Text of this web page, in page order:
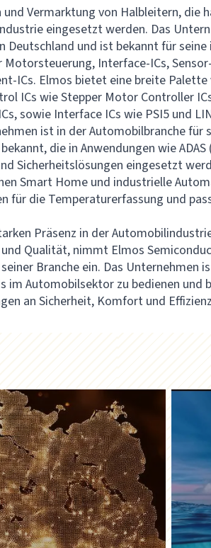
Vermarktung von Halbleitern, die
eingesetzt werden. Das
Deutschland und ist bekannt für
Motorsteuerung, Interface-ICs,
ICs. Elmos bietet eine breite
ICs wie Stepper Motor Controller
sowie Interface ICs wie PSI5 und
ist in der Automobilbranche
die in Anwendungen wie
Sicherheitslösungen eingesetzt
Smart Home und industrielle
für die Temperaturerfassung und
Präsenz in der
Qualität, nimmt Elmos
Branche ein. Das Unternehmen
im Automobilsektor zu bedienen und
an Sicherheit, Komfort und